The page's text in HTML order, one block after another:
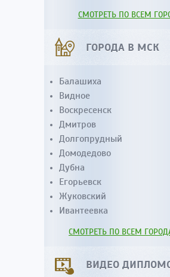
СМОТРЕТЬ ПО ВСЕМ
ГОРОДА В МСК
Балашиха
Видное
Воскресенск
Дмитров
Долгопрудный
Домодедово
Дубна
Егорьевск
Жуковский
Ивантеевка
СМОТРЕТЬ ПО ВСЕМ
ВИДЕО